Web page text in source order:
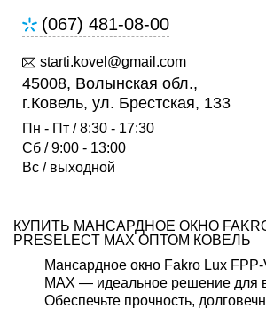
(067) 481-08-00
starti.kovel@gmail.com
45008, Волынская обл.,
г.Ковель, ул. Брестская, 133
Пн - Пт / 8:30 - 17:30
Сб / 9:00 - 13:00
Вс / выходной
КУПИТЬ МАНСАРДНОЕ ОКНО FAKRO
PRESELECT MAX ОПТОМ КОВЕЛЬ
Мансардное окно Fakro Lux
MAX — идеальное решение для
Обеспечьте прочность,